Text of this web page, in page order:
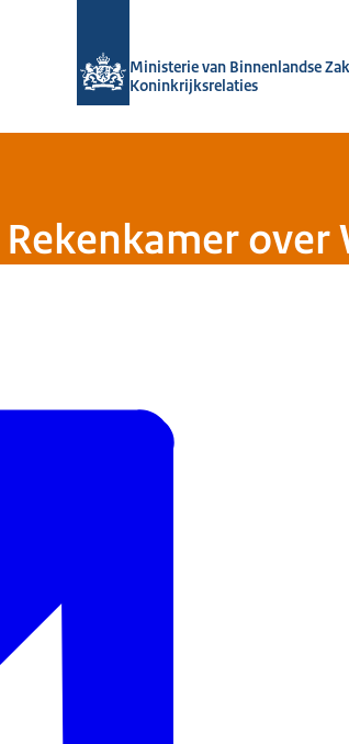
Ministerie van Binnenlandse
Koninkrijksrelaties